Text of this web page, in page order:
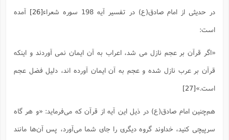
در حدیثی از امام صادق(ع) در تفسیر آیه 198 سوره شعراء [26]
آمده
است:
«اگر قرآن بر عجم نازل می شد، اعراب به آن ایمان نمی آوردند و اینکه
قرآن بر عرب نازل شده و عجم به آن ایمان آورده اند، دلیل فضل عجم
است.»[27]
هم‌چنین امام صادق(ع) در ذیل این آیه از قرآن که می‌فرماید: «و هر گاه
سرپیچى کنید، خداوند گروه دیگرى را جاى شما مى‌آورد، پس آن‌ها مانند